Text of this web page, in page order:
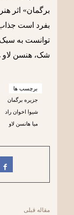
برگمان» اثر
بفرد است
توانست به
شک، هنسن لاو
برچسب ها
جزیره برگمان
شیوا اخوان راد
میا هانسن لاو
مقاله قبلی